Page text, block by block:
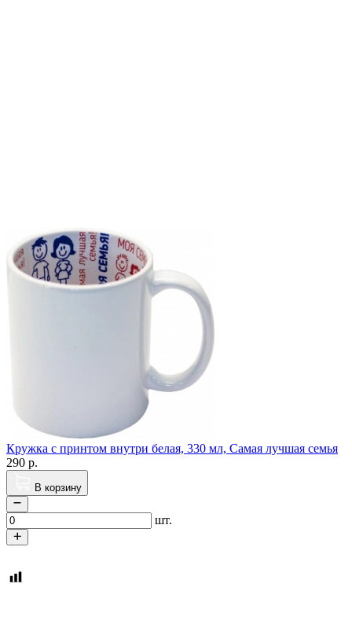
Кружка с принтом внутри белая, 330 мл, Самая лучшая семья
290 р.
В корзину
шт.